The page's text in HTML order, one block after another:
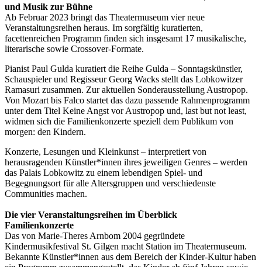
und Musik zur Bühne
Ab Februar 2023 bringt das Theatermuseum vier neue
Veranstaltungsreihen heraus. Im sorgfältig kuratierten,
facettenreichen Programm finden sich insgesamt 17 musikalische,
literarische sowie Crossover-Formate.
Pianist Paul Gulda kuratiert die Reihe Gulda – Sonntagskünstler,
Schauspieler und Regisseur Georg Wacks stellt das Lobkowitzer
Ramasuri zusammen. Zur aktuellen Sonderausstellung Austropop.
Von Mozart bis Falco startet das dazu passende Rahmenprogramm
unter dem Titel Keine Angst vor Austropop und, last but not least,
widmen sich die Familienkonzerte speziell dem Publikum von
morgen: den Kindern.
Konzerte, Lesungen und Kleinkunst – interpretiert von
herausragenden Künstler*innen ihres jeweiligen Genres – werden
das Palais Lobkowitz zu einem lebendigen Spiel- und
Begegnungsort für alle Altersgruppen und verschiedenste
Communities machen.
Die vier Veranstaltungsreihen im Überblick
Familienkonzerte
Das von Marie-Theres Arnbom 2004 gegründete
Kindermusikfestival St. Gilgen macht Station im Theatermuseum.
Bekannte Künstler*innen aus dem Bereich der Kinder-Kultur haben